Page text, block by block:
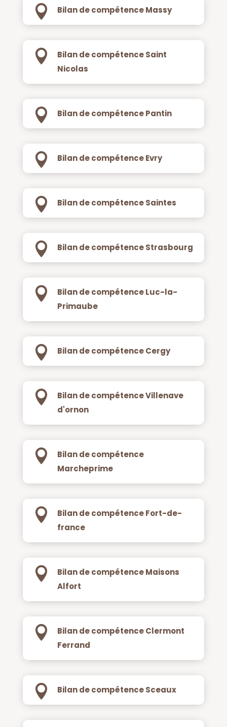
 Bilan de compétence Massy

Bilan de compétence Saint
Nicolas
 Bilan de compétence Pantin
 Bilan de compétence Evry
 Bilan de compétence Saintes
 Bilan de compétence Strasbourg

Bilan de compétence Luc-la-
Primaube
 Bilan de compétence Cergy

Bilan de compétence Villenave
d'ornon

Bilan de compétence
Marcheprime

Bilan de compétence Fort-de-
france

Bilan de compétence Maisons
Alfort

Bilan de compétence Clermont
Ferrand
 Bilan de compétence Sceaux